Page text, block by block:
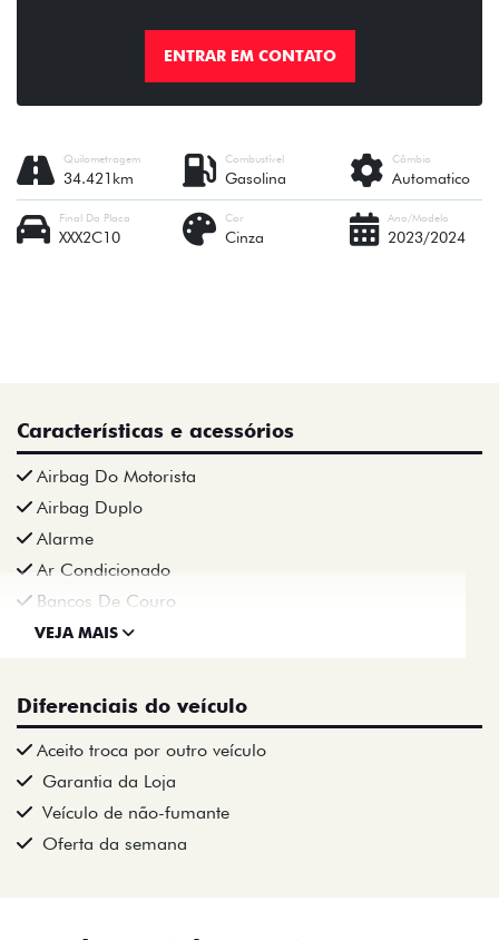
ENTRAR EM CONTATO
Câmbio
Automatico
Combustível
Gasolina
Quilometragem
34.421km
Ano/Modelo
2023/2024
Cor
Cinza
Final Da Placa
XXX2C10
Características e acessórios
Airbag Do Motorista
Airbag Duplo
Alarme
Ar Condicionado
Bancos De Couro
VEJA MAIS
Diferenciais do veículo
Aceito troca por outro veículo
Garantia da Loja
Veículo de não-fumante
Oferta da semana